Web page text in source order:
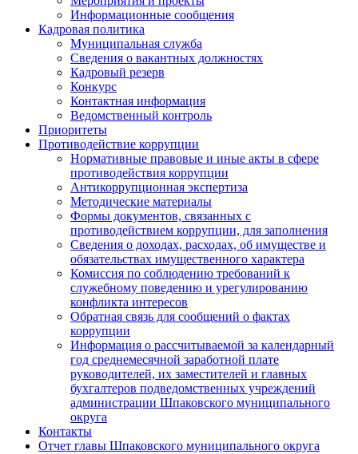
Информационные сообщения
Кадровая политика
Муниципальная служба
Сведения о вакантных должностях
Кадровый резерв
Конкурс
Контактная информация
Ведомственный контроль
Приоритеты
Противодействие коррупции
Нормативные правовые и иные акты в сфере
противодействия коррупции
Антикоррупционная экспертиза
Методические материалы
Формы документов, связанных с
противодействием коррупции, для заполнения
Сведения о доходах, расходах, об имуществе и
обязательствах имущественного характера
Комиссия по соблюдению требований к
служебному поведению и урегулированию
конфликта интересов
Обратная связь для сообщений о фактах
коррупции
Информация о рассчитываемой за календарный
год среднемесячной заработной плате
руководителей, их заместителей и главных
бухгалтеров подведомственных учреждений
администрации Шпаковского муниципального
округа
Контакты
Отчет главы Шпаковского муниципального округа